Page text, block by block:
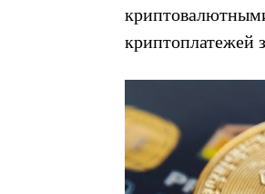
криптоплатежей